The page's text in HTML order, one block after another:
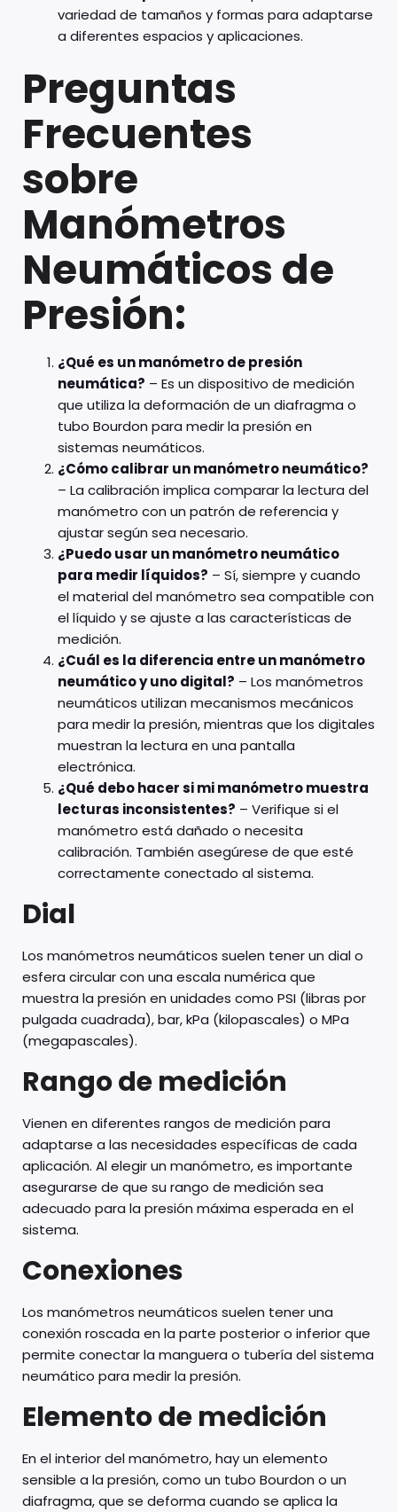
variedad de tamaños y formas para adaptarse
a diferentes espacios y aplicaciones.
Preguntas
Frecuentes
sobre
Manómetros
Neumáticos de
Presión:
¿Qué es un manómetro de presión
neumática? – Es un dispositivo de medición
que utiliza la deformación de un diafragma o
tubo Bourdon para medir la presión en
sistemas neumáticos.
¿Cómo calibrar un manómetro neumático?
– La calibración implica comparar la lectura del
manómetro con un patrón de referencia y
ajustar según sea necesario.
¿Puedo usar un manómetro neumático
para medir líquidos? – Sí, siempre y cuando
el material del manómetro sea compatible con
el líquido y se ajuste a las características de
medición.
¿Cuál es la diferencia entre un manómetro
neumático y uno digital? – Los manómetros
neumáticos utilizan mecanismos mecánicos
para medir la presión, mientras que los digitales
muestran la lectura en una pantalla
electrónica.
¿Qué debo hacer si mi manómetro muestra
lecturas inconsistentes? – Verifique si el
manómetro está dañado o necesita
calibración. También asegúrese de que esté
correctamente conectado al sistema.
Dial
Los manómetros neumáticos suelen tener un dial o
esfera circular con una escala numérica que
muestra la presión en unidades como PSI (libras por
pulgada cuadrada), bar, kPa (kilopascales) o MPa
(megapascales).
Rango de medición
Vienen en diferentes rangos de medición para
adaptarse a las necesidades específicas de cada
aplicación. Al elegir un manómetro, es importante
asegurarse de que su rango de medición sea
adecuado para la presión máxima esperada en el
sistema.
Conexiones
Los manómetros neumáticos suelen tener una
conexión roscada en la parte posterior o inferior que
permite conectar la manguera o tubería del sistema
neumático para medir la presión.
Elemento de medición
En el interior del manómetro, hay un elemento
sensible a la presión, como un tubo Bourdon o un
diafragma, que se deforma cuando se aplica la